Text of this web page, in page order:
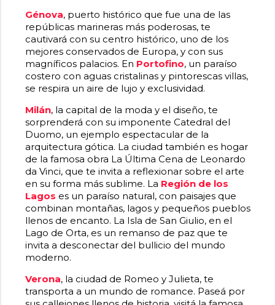
Génova, puerto histórico que fue una de las
repúblicas marineras más poderosas, te
cautivará con su centro histórico, uno de los
mejores conservados de Europa, y con sus
magníficos palacios. En Portofino, un paraíso
costero con aguas cristalinas y pintorescas villas,
se respira un aire de lujo y exclusividad.
Milán, la capital de la moda y el diseño, te
sorprenderá con su imponente Catedral del
Duomo, un ejemplo espectacular de la
arquitectura gótica. La ciudad también es hogar
de la famosa obra La Última Cena de Leonardo
da Vinci, que te invita a reflexionar sobre el arte
en su forma más sublime. La Región de los
Lagos es un paraíso natural, con paisajes que
combinan montañas, lagos y pequeños pueblos
llenos de encanto. La Isla de San Giulio, en el
Lago de Orta, es un remanso de paz que te
invita a desconectar del bullicio del mundo
moderno.
Verona, la ciudad de Romeo y Julieta, te
transporta a un mundo de romance. Paseá por